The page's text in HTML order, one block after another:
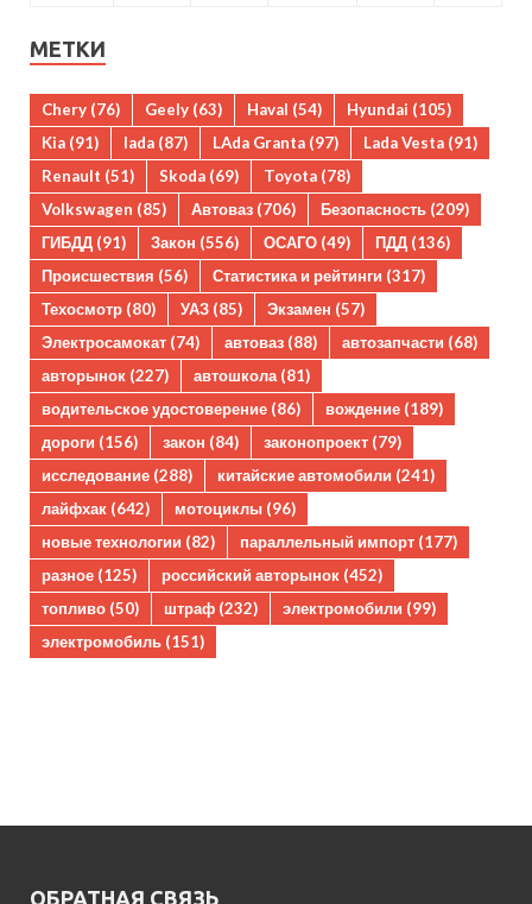
МЕТКИ
Chery (76) Geely (63) Haval (54) Hyundai (105)
Kia (91) lada (87) LAda Granta (97) Lada Vesta (91)
Renault (51) Skoda (69) Toyota (78)
Volkswagen (85) Автоваз (706) Безопасность (209)
ГИБДД (91) Закон (556) ОСАГО (49) ПДД (136)
Происшествия (56) Статистика и рейтинги (317)
Техосмотр (80) УАЗ (85) Экзамен (57)
Электросамокат (74) автоваз (88) автозапчасти (68)
авторынок (227) автошкола(81)
водительское удостоверение (86) вождение (189)
дороги (156) закон (84) законопроект (79)
исследование (288) китайские автомобили (241)
лайфхак (642) мотоциклы (96)
новые технологии (82) параллельный импорт (177)
разное (125) российский авторынок (452)
топливо (50) штраф (232) электромобили (99)
электромобиль (151)
ОБРАТНАЯ СВЯЗЬ